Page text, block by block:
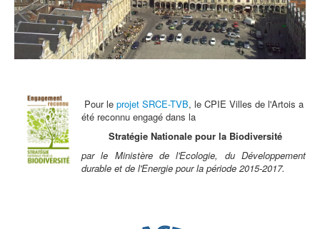
Guide Nature Patrimoine Volontaire (GNPV)
Centre de Ressources du Territoire (CRT)
Contact
Pour le projet SRCE-TVB, le CPIE Villes de l'Artois a
été reconnu engagé dans la
Stratégie Nationale pour la Biodiversité
par le Ministère de l'Ecologie, du Développement
durable et de l'Energie pour la période 2015-2017.